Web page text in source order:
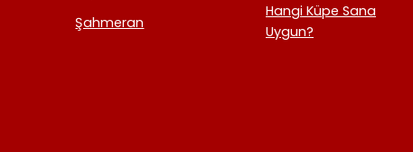
Şahmeran
Hangi Küpe Sana
Uygun?